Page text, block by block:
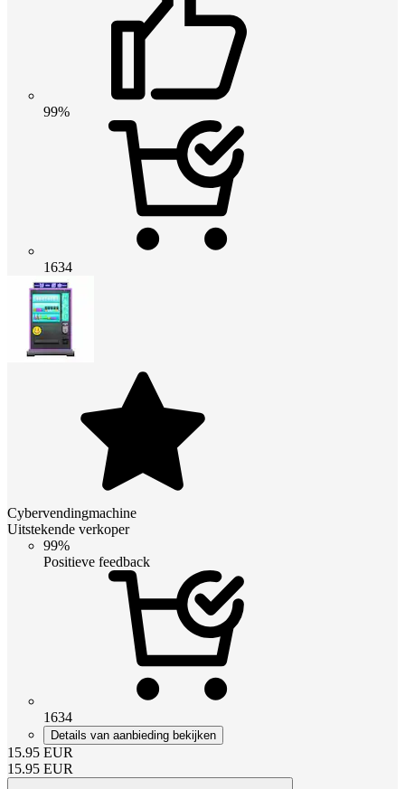
99%
1634
Cybervendingmachine
Uitstekende verkoper
99%
Positieve feedback
1634
Details van aanbieding bekijken
15.95 EUR
15.95 EUR